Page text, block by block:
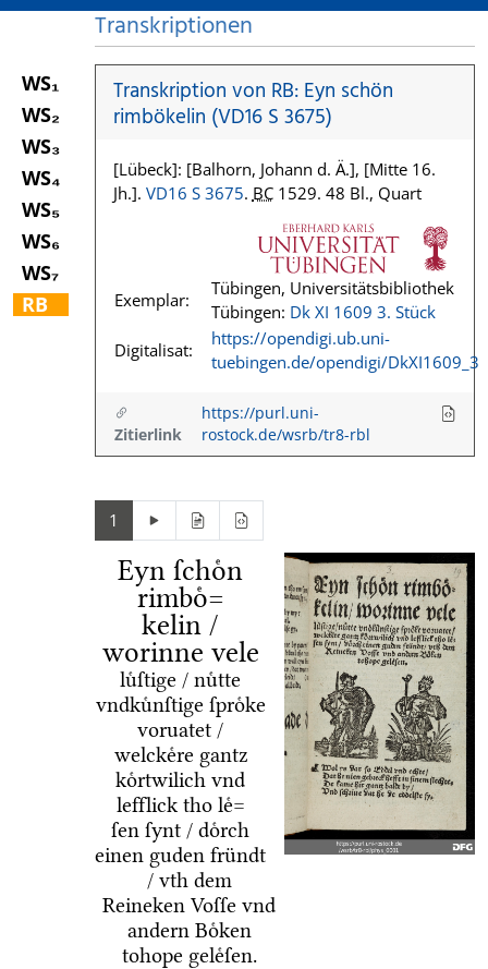
WS₁
WS₂
WS₃
WS₄
WS₅
WS₆
WS₇
RB
Transkriptionen
Transkription von RB: Eyn schön
rimbökelin (VD16 S 3675)
[Lübeck]: [Balhorn, Johann d. Ä.], [Mitte 16.
Jh.]. VD16 S 3675. BC1529. 48 Bl., Quart
Exemplar:
Tübingen, Universitätsbibliothek
Tübingen: Dk XI 1609 3. Stück
Digitalisat:
https://opendigi.ub.uni-
tuebingen.de/opendigi/DkXI1609_3
Zitierlink
https://purl.uni-
rostock.de/wsrb/tr8-rbl
1
Eyn ſchoͤn
rimboͤ=
kelin /
worinne vele
luͤſtige / nuͤtte
vndkuͤnſtige ſproͤke
voruatet /
welckeͤre gantz
koͤrtwilich vnd
lefflick tho leͤ=
ſen ſynt / doͤrch
einen guden fründt
/ vth dem
Reineken Voſſe vnd
andern Boͤken
tohope geleͤſen.